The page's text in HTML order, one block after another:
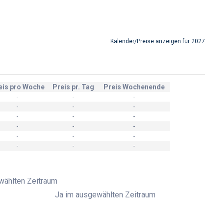
Kalender/Preise anzeigen für 2027
pro Woche Preis pr. Tag
Preis Wochenende
- -
-
- -
-
- -
-
- -
-
- -
-
- - -
Zeitraum
Ja im ausgewählten Zeitraum